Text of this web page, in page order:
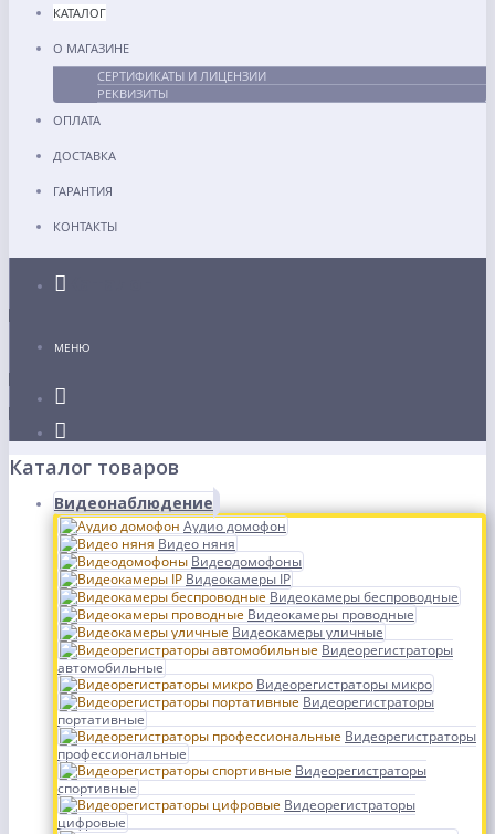
КАТАЛОГ
О МАГАЗИНЕ
СЕРТИФИКАТЫ И ЛИЦЕНЗИИ
РЕКВИЗИТЫ
ОПЛАТА
ДОСТАВКА
ГАРАНТИЯ
КОНТАКТЫ
МЕНЮ
Каталог товаров
Видеонаблюдение
Аудио домофон
Видео няня
Видеодомофоны
Видеокамеры IP
Видеокамеры беспроводные
Видеокамеры проводные
Видеокамеры уличные
Видеорегистраторы
автомобильные
Видеорегистраторы микро
Видеорегистраторы
портативные
Видеорегистраторы
профессиональные
Видеорегистраторы
спортивные
Видеорегистраторы
цифровые